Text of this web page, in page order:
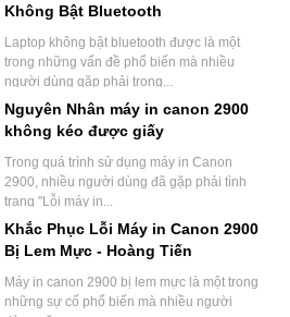
Không Bật Bluetooth
Laptop không bật bluetooth được là một
trong những vấn đề phổ biến mà nhiều
người dùng gặp phải trong...
Nguyên Nhân máy in canon 2900
không kéo được giấy
Trong quá trình sử dụng máy in Canon
2900, nhiều người dùng đã gặp phải tình
trạng "Lỗi máy in...
Khắc Phục Lỗi Máy in Canon 2900
Bị Lem Mực - Hoàng Tiến
Computer
Máy in canon 2900 bị lem mực là một trong
những sự cố phổ biến mà nhiều người